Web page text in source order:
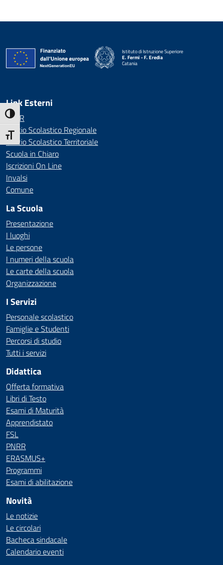
Attiva/disattiva alto contrasto
Attiva/disattiva dimensione testo
Istituto di Istruzione Superiore
E. Fermi - F. Eredia
Catania
Link Esterni
MIUR
Ufficio Scolastico Regionale
Ufficio Scolastico Territoriale
Scuola in Chiaro
Iscrizioni On Line
Invalsi
Comune
La Scuola
Presentazione
I luoghi
Le persone
I numeri della scuola
Le carte della scuola
Organizzazione
I Servizi
Personale scolastico
Famiglie e Studenti
Percorsi di studio
Tutti i servizi
Didattica
Offerta formativa
Libri di Testo
Esami di Maturità
Apprendistato
FSL
PNRR
ERASMUS+
Programmi
Esami di abilitazione
Novità
Le notizie
Le circolari
Bacheca sindacale
Calendario eventi